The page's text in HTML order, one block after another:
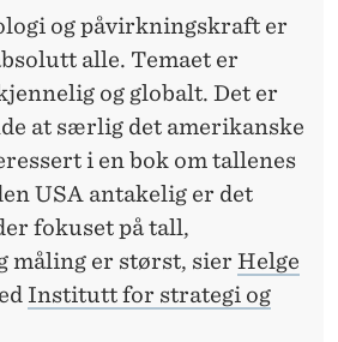
og påvirkningskraft er
alle. Temaet er
og globalt. Det er
at særlig det amerikanske
i en bok om tallenes
USA antakelig er det
fokuset på tall,
måling er størst, sier Helge
Institutt for strategi og